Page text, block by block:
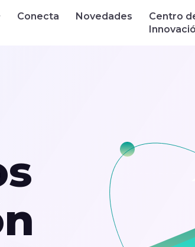
Conecta Novedades
Centro